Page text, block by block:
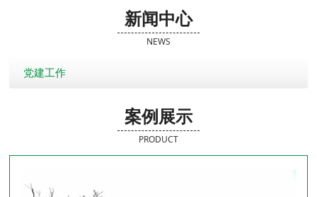
新闻中心
NEWS
党建工作
案例展示
PRODUCT